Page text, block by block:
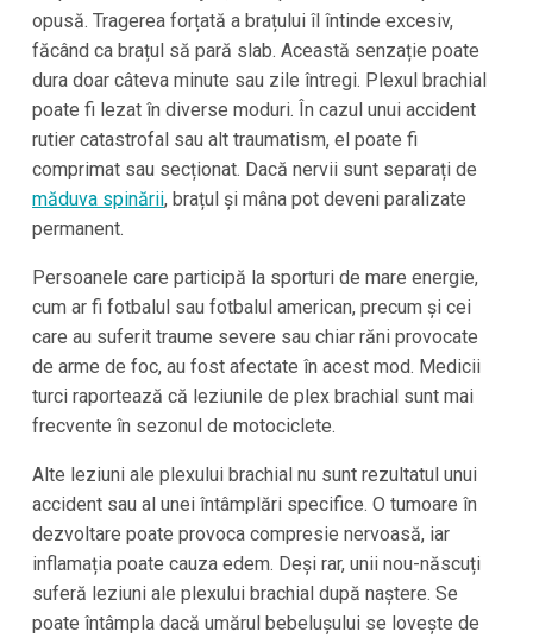
opusă. Tragerea forțată a brațului îl întinde excesiv,
făcând ca brațul să pară slab. Această senzație poate
dura doar câteva minute sau zile întregi. Plexul brachial
poate fi lezat în diverse moduri. În cazul unui accident
rutier catastrofal sau alt traumatism, el poate fi
comprimat sau secționat. Dacă nervii sunt separați de
măduva spinării, brațul și mâna pot deveni paralizate
permanent.
Persoanele care participă la sporturi de mare energie,
cum ar fi fotbalul sau fotbalul american, precum și cei
care au suferit traume severe sau chiar răni provocate
de arme de foc, au fost afectate în acest mod. Medicii
turci raportează că leziunile de plex brachial sunt mai
frecvente în sezonul de motociclete.
Alte leziuni ale plexului brachial nu sunt rezultatul unui
accident sau al unei întâmplări specifice. O tumoare în
dezvoltare poate provoca compresie nervoasă, iar
inflamația poate cauza edem. Deși rar, unii nou-născuți
suferă leziuni ale plexului brachial după naștere. Se
poate întâmpla dacă umărul bebelușului se lovește de